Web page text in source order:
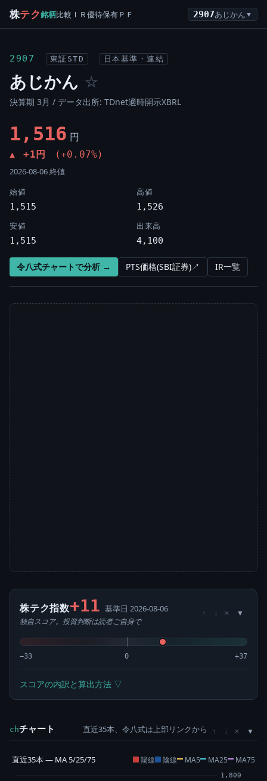
株テク銘柄比較 ＩＲ優待保有ＰＦ 2907あじかん ▼
2907 東証STD 日本基準・連結
あじかん ☆
決算期 3月 / データ出所: TDnet適時開示XBRL
1,516 円
▲ +1円 (+0.07%)
2026-08-06 終値
始値
1,515
高値
1,526
安値
1,515
出来高
4,100
令八式チャートで分析 → PTS価格(SBI証券)↗ IR一覧
株テク指数+11 基準日 2026-08-06
独自スコア。投資判断は読者ご自身で
↑ ↓ ×
−33 0 +37
スコアの内訳と算出方法 ▽
chチャート 直近35本、令八式は上部リンクから ↑ ↓ ×
直近35本 — MA 5/25/75 陽線 陰線 MA5 MA25 MA75
1,800